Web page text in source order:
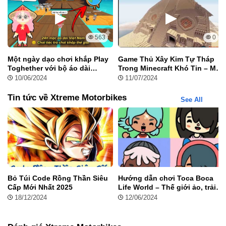
Phiên bản hack mang lại nhiều lợi thế rõ rệt so với bản gốc:
Vô hạn tiền và xu: Thoải mái nâng cấp xe, mua vật phẩm và
tùy chỉnh nhân vật
Mở khóa xe Ex 150: Dòng xe mạnh, tăng tốc nhanh, dễ kiểm
soát
Mod xe độ VN
: Tùy chỉnh xe theo phong cách độ quen thuộc
Không quảng cáo
: Trải nghiệm liền mạch, không bị gián
563
Một ngày dạo chơi khắp Play
Toghether với bộ áo dài
truyền thống Việt Nam
10/06/2024
0
Game Thủ Xây Kim Tự Tháp
Trong Minecraft Khó Tin – Một
Kiệt Tác Hoàn Mỹ!
11/07/2024
Tin tức về Xtreme Motorbikes See All
Bỏ Túi Code Rồng Thần Siêu
Cấp Mới Nhất 2025
18/12/2024
Hướng dẫn chơi Toca Boca
Life World – Thế giới ảo, trải
nghiệm thực
12/06/2024